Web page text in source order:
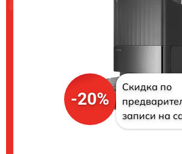
-20%
Скидка по
записи на